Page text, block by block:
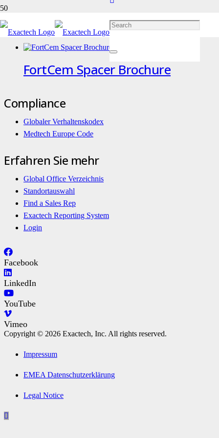
Infection-Related Solutions
FortCem Spacer Brochure
Compliance
Globaler Verhaltenskodex
Medtech Europe Code
Erfahren Sie mehr
Global Office Verzeichnis
Standortauswahl
Find a Sales Rep
Exactech Reporting System
Login
Facebook
LinkedIn
YouTube
Vimeo
Copyright © 2026 Exactech, Inc. All rights reserved.
Impressum
EMEA Datenschutzerklärung
Legal Notice